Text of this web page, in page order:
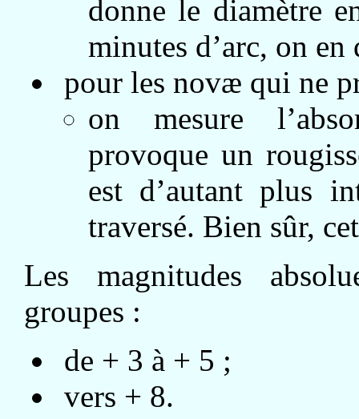
donne le diamètre
minutes d’arc, on
pour les novæ qui ne
on mesure
provoque un
est d’autant plus
traversé. Bien sûr,
Les magnitudes
groupes :
de + 3 à + 5 ;
vers + 8.